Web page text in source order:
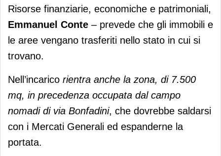
Risorse finanziarie, economiche e patrimoniali,
Emmanuel Conte – prevede che gli immobili e
le aree vengano trasferiti nello stato in cui si
trovano.
Nell’incarico rientra anche la zona, di 7.500
mq, in precedenza occupata dal campo
nomadi di via Bonfadini, che dovrebbe saldarsi
con i Mercati Generali ed espanderne la
portata.